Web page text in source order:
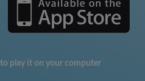
to play it on your computer